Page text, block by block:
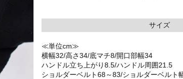
サイズ
≪単位cm≫
横幅32/高さ34/底マチ8/開口部幅34
ハンドル立ち上がり8.5/ハンドル周囲21.5
ショルダーベルト68～83/ショルダーベルト